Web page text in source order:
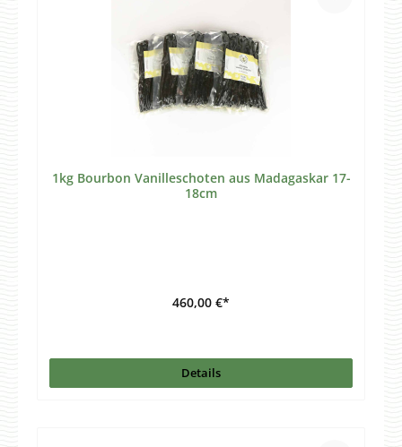
1kg Bourbon Vanilleschoten aus Madagaskar 17-
18cm
460,00 €*
Details